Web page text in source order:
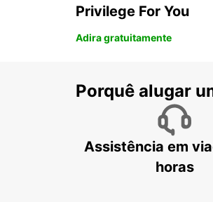
Privilege For You
Adira gratuitamente
Porquê alugar
Assistência em
horas